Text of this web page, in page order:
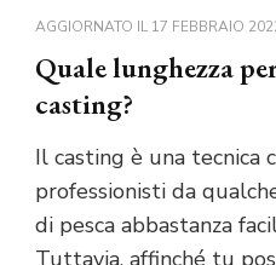
AGGIORNATO IL17 FEBBRAIO
Quale lunghezza
casting?
Il casting è una tecnica
professionisti da
di pesca abbastanza
Tuttavia, affinché tu